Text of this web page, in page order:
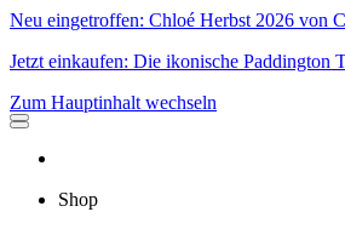
Neu eingetroffen: Chloé Herbst 2026 von
Jetzt einkaufen: Die ikonische Paddington
Zum Hauptinhalt wechseln
Shop